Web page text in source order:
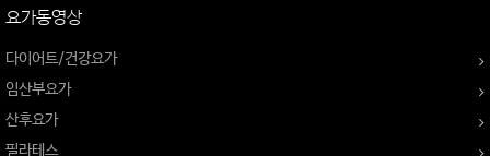
요가동영상
다이어트/건강요가
임산부요가
산후요가
필라테스